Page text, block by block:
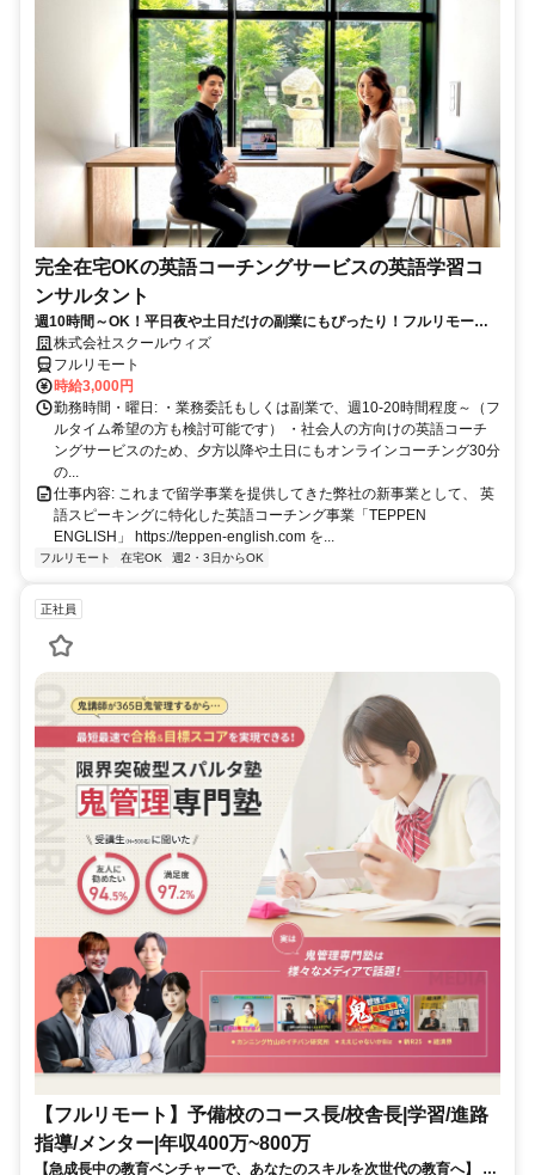
完全在宅OKの英語コーチングサービスの英語学習コ
ンサルタント
週10時間～OK！平日夜や土日だけの副業にもぴったり！フルリモート
OKなので世界のどこからでも働けます！
株式会社スクールウィズ
フルリモート
時給3,000円
勤務時間・曜日: ・業務委託もしくは副業で、週10-20時間程度～（フ
ルタイム希望の方も検討可能です） ・社会人の方向けの英語コーチ
ングサービスのため、夕方以降や土日にもオンラインコーチング30分
の...
仕事内容: これまで留学事業を提供してきた弊社の新事業として、 英
語スピーキングに特化した英語コーチング事業「TEPPEN
ENGLISH」 https://teppen-english.com を...
フルリモート 在宅OK 週2・3日からOK
正社員
【フルリモート】予備校のコース長/校舎長|学習/進路
指導/メンター|年収400万~800万
【急成長中の教育ベンチャーで、あなたのスキルを次世代の教育へ】 現